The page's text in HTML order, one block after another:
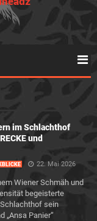
im Schlachthof
und
22. Mai 2026
Wiener Schmäh und
begeisterte
sein
„Ansa Panier“